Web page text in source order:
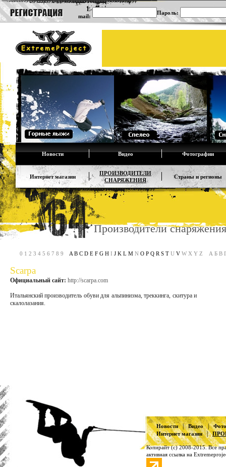
E-
mail:
Пароль:
Новости Видео Фотографии
Интернет магазин
ПРОИЗВОДИТЕЛИ
СНАРЯЖЕНИЯ
Страны и регионы
Производители снаряжения
0 1 2 3 4 5 6 7 8 9 A B C D E F G HI J K L MN O P Q R S TU VW X Y Z А Б В
Scarpa
Официальный сайт: http://scarpa.com
Итальянский производитель обуви для альпинизма, треккинга, скитура и
скалолазания.
Новости|Видео|
Интернет магазин|
Копирайт (с) 2008-2015. Все
активная ссылка на